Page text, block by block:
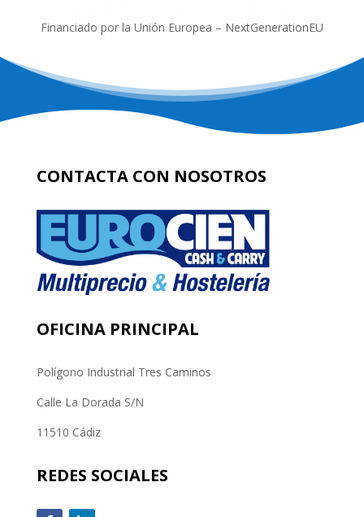
Financiado por la Unión Europea – NextGenerationEU
CONTACTA CON NOSOTROS
OFICINA PRINCIPAL
Polígono Industrial Tres Caminos
Calle La Dorada S/N
11510 Cádiz
REDES SOCIALES